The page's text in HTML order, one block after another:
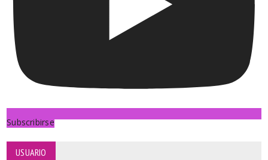
Subscribirse
USUARIO